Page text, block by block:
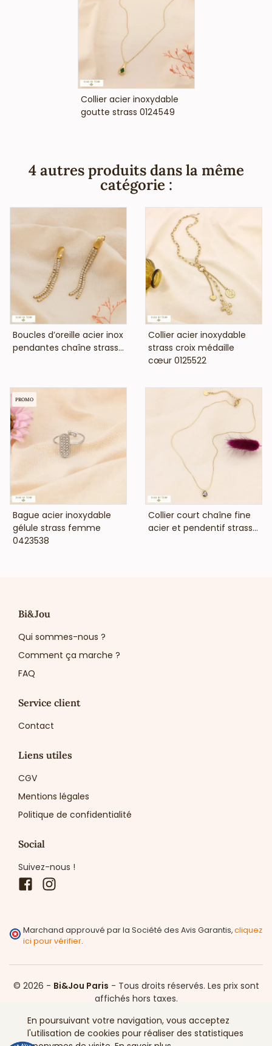
VOIR LE PRIX
Collier acier inoxydable
goutte strass 0124549
4 autres produits dans la même
catégorie :
VOIR LE PRIX
Boucles d’oreille acier inox
pendantes chaîne strass...
VOIR LE PRIX
Collier acier inoxydable
strass croix médaille
cœur 0125522
VOIR LE PRIX
Bague acier inoxydable
gélule strass femme
0423538
PROMO
VOIR LE PRIX
Collier court chaîne fine
acier et pendentif strass...
Bi&Jou
Qui sommes-nous ?
Comment ça marche ?
FAQ
Service client
Contact
Liens utiles
CGV
Mentions légales
Politique de confidentialité
Social
Suivez-nous !
Facebook
Marchand approuvé par la Société des Avis Garantis,cliquez
ici pour vérifier.
© 2026 - Bi&Jou Paris - Tous droits réservés. Les prix sont
affichés hors taxes.
En poursuivant votre navigation, vous acceptez
l'utilisation de cookies pour réaliser des statistiques